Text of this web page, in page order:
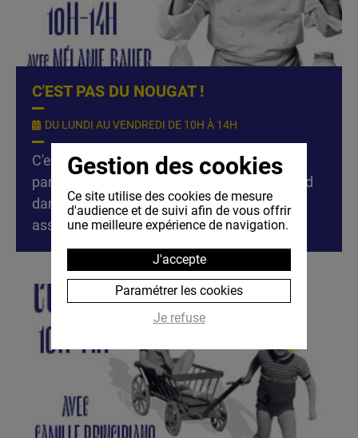
C'EST PAS DU NOUGAT !
DU LUNDI AU VENDREDI DE 10H À 14H
C'est pas du nougat ! C'est l'histoire d'une
parisienne qui s'installe à Nyons, elle se perd
dans les rues, découvre l'étendue de la vie
associativ[...]
Gestion des cookies
Ce site utilise des cookies de mesure
d'audience et de suivi afin de vous offrir
une meilleure expérience de navigation.
J'accepte
Paramétrer les cookies
Je refuse